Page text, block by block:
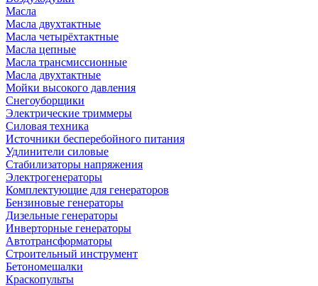
Масла
Масла двухтактные
Масла четырёхтактные
Масла цепные
Масла трансмиссионные
Масла двухтактные
Мойки высокого давления
Снегоуборщики
Электрические триммеры
Силовая техника
Источники бесперебойного питания
Удлинители силовые
Стабилизаторы напряжения
Электрогенераторы
Комплектующие для генераторов
Бензиновые генераторы
Дизельные генераторы
Инверторные генераторы
Автотрансформаторы
Строительный инструмент
Бетономешалки
Краскопульты